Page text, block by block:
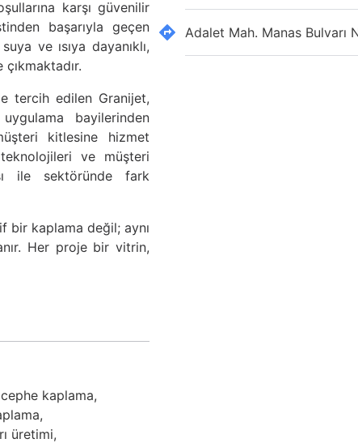
karşı güvenilir
başarıyla geçen
ve ısıya dayanıklı,
tercih edilen Granijet,
bayilerinden
kitlesine hizmet
ve müşteri
ile sektöründe fark
bir kaplama değil; aynı
Her proje bir vitrin,
kaplama,
üretimi,
Adalet Mah. Manas Bulvarı